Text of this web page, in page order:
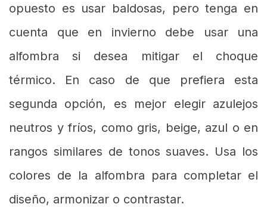
opuesto es usar baldosas, pero tenga en
cuenta que en invierno debe usar una
alfombra si desea mitigar el choque
térmico. En caso de que prefiera esta
segunda opción, es mejor elegir azulejos
neutros y fríos, como gris, beige, azul o en
rangos similares de tonos suaves. Usa los
colores de la alfombra para completar el
diseño, armonizar o contrastar.